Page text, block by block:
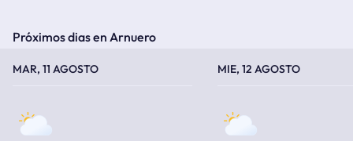
Próximos dias en Arnuero
MAR, 11 AGOSTO MIE, 12 AGOSTO